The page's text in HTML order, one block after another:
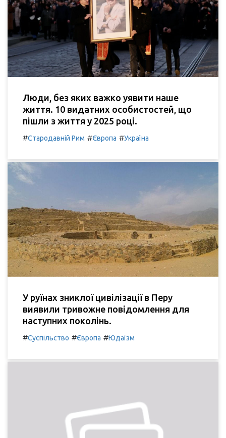
Люди, без яких важко уявити наше
життя. 10 видатних особистостей, що
пішли з життя у 2025 році.
#Стародавній Рим #Європа #Україна
У руїнах зниклої цивілізації в Перу
виявили тривожне повідомлення для
наступних поколінь.
#Суспільство #Європа #Юдаїзм